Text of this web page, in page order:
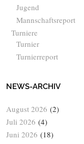
Jugend
Mannschaftsreport
Turniere
Turnier
Turnierreport
NEWS-ARCHIV
August 2026 (2)
Juli 2026 (4)
Juni 2026 (18)